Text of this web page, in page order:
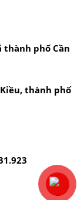
phố Cần
thành phố